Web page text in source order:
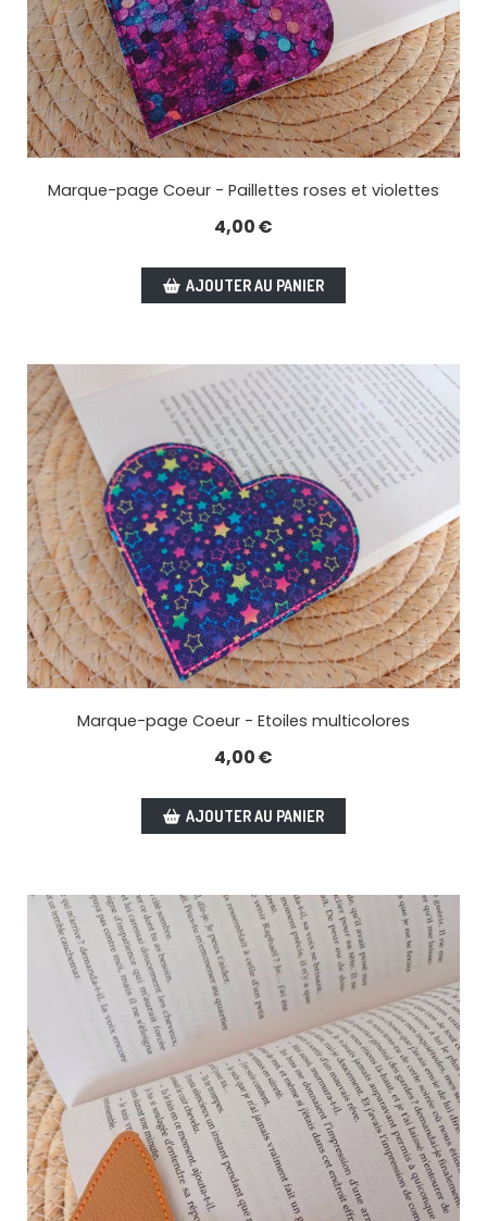
Marque-page Coeur - Paillettes roses et violettes
4,00€
AJOUTER AU PANIER
Marque-page Coeur - Etoiles multicolores
4,00€
AJOUTER AU PANIER